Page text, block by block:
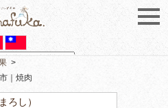
by
>
｜焼肉
ろし）